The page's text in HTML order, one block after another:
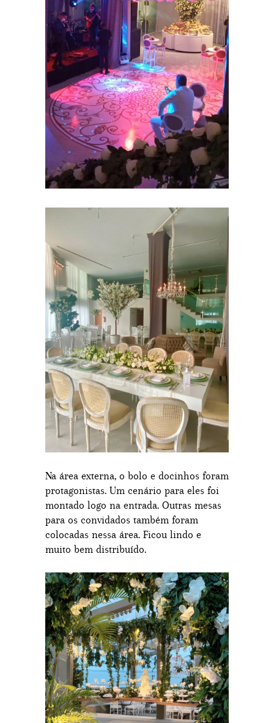
Na área externa, o bolo e docinhos foram
protagonistas. Um cenário para eles foi
montado logo na entrada. Outras mesas
para os convidados também foram
colocadas nessa área. Ficou lindo e
muito bem distribuído.